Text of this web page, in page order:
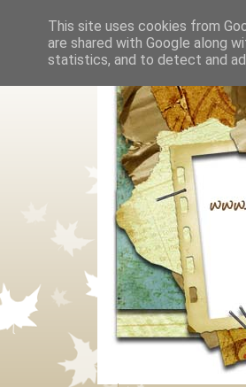
This site uses cookies from
are shared with Google along
statistics, and to detect and